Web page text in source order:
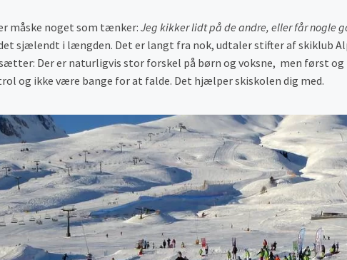
måske noget som tænker: Jeg kikker lidt på de andre, eller får nogle
sjælendt i længden. Det er langt fra nok, udtaler stifter af skiklub
Der er naturligvis stor forskel på børn og voksne, men først og
og ikke være bange for at falde. Det hjælper skiskolen dig med.